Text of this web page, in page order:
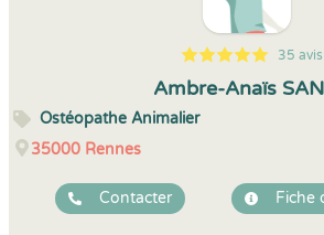
5
1
5
35 35 avis
Ambre-Anaïs
Ostéopathe Animalier
35000 Rennes
Contacter Fiche